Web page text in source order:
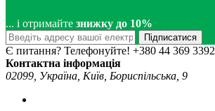
... і отримайте знижку до 10%
Підписатися
Є питання? Телефонуйте! +380 44 369 3392
Контактна інформація
02099, Україна, Київ, Бориспільська, 9